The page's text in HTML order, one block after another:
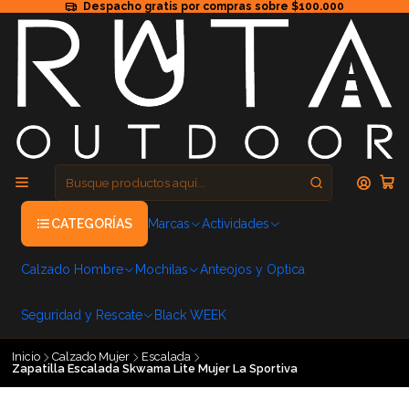
Despacho gratis por compras sobre $100.000
CATEGORÍAS Marcas Actividades
Calzado Hombre Mochilas Anteojos y Optica
Seguridad y Rescate Black WEEK
Inicio Calzado Mujer
Escalada
Zapatilla Escalada Skwama Lite Mujer La Sportiva